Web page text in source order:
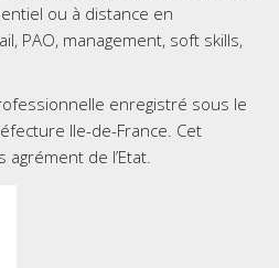
ou à distance en
PAO, management, soft skills,
enregistré sous le
Ile-de-France. Cet
de l’Etat.